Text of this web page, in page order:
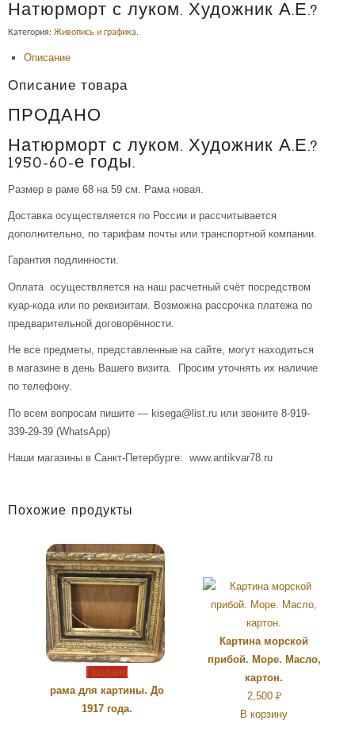
Натюрморт с луком. Художник А.Е.?
Категория: Живопись и графика.
Описание
Описание товара
ПРОДАНО
Натюрморт с луком. Художник А.Е.?
1950-60-е годы.
Размер в раме 68 на 59 см. Рама новая.
Доставка осуществляется по России и рассчитывается
дополнительно, по тарифам почты или транспортной компании.
Гарантия подлинности.
Оплата осуществляется на наш расчетный счёт посредством
куар-кода или по реквизитам. Возможна рассрочка платежа по
предварительной договорённости.
Не все предметы, представленные на сайте, могут находиться
в магазине в день Вашего визита. Просим уточнять их наличие
по телефону.
По всем вопросам пишите — kisega@list.ru или звоните 8-919-
339-29-39 (WhatsApp)
Наши магазины в Санкт-Петербурге: www.antikvar78.ru
Похожие продукты
Продано
рама для картины. До
1917 года.
Картина морской
прибой. Море. Масло,
картон.
2,500Р
УБ.
В корзину